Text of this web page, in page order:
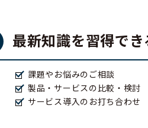
最新知識を習得でき
課題やお悩みのご相談
製品・サービスの比較・検討
サービス導入のお打ち合わせ